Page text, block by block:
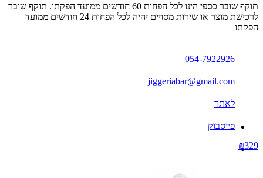
תוקף שובר כספי הינו לכל הפחות 60 חודשים ממועד הפקתו. תוקף שובר
לרכישת מוצר או שירות מסויים יהיה לכל הפחות 24 חודשים ממועד
הפקתו
054-7922926
jiggeriabar@gmail.com
לאתר
פייסבוק
₪329